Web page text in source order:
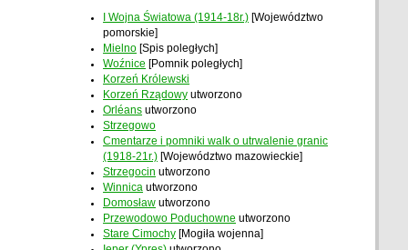
I Wojna Światowa (1914-18r.) [Województwo
pomorskie]
Mielno [Spis poległych]
Woźnice [Pomnik poległych]
Korzeń Królewski
Korzeń Rządowy utworzono
Orléans utworzono
Strzegowo
Cmentarze i pomniki walk o utrwalenie granic
(1918-21r.) [Województwo mazowieckie]
Strzegocin utworzono
Winnica utworzono
Domosław utworzono
Przewodowo Poduchowne utworzono
Stare Cimochy [Mogiła wojenna]